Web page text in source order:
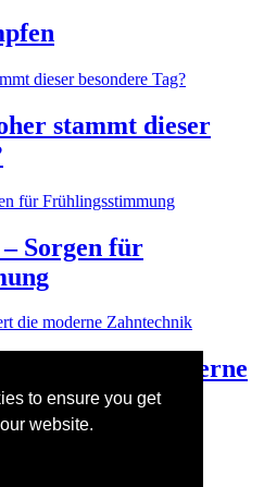
to ensure you get
website.
stammt dieser
Sorgen für
die moderne